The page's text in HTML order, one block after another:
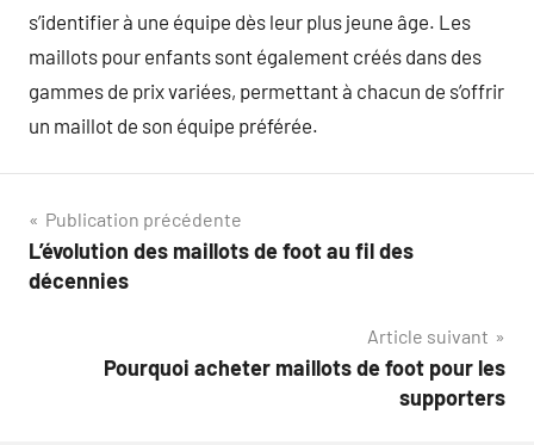
s’identifier à une équipe dès leur plus jeune âge. Les
maillots pour enfants sont également créés dans des
gammes de prix variées, permettant à chacun de s’offrir
un maillot de son équipe préférée.
Navigation
de
Publication précédente
L’évolution des maillots de foot au fil des
décennies
Article suivant
Pourquoi acheter maillots de foot pour les
supporters